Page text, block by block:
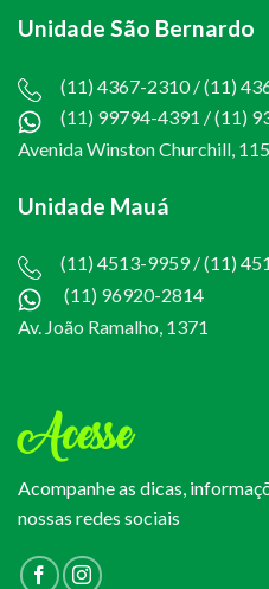
Unidade São Bernardo
(11) 4367-2310 / (11)
(11) 99794-4391 /(11)
Avenida Winston Churchill,
Unidade Mauá
(11) 4513-9959 / (11)
(11) 96920-2814
Av. João Ramalho, 1371
Acesse
Acompanhe as dicas,
nossas redes sociais